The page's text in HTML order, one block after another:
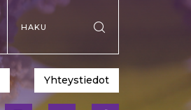
Hae sivustolta
Yhteystiedot